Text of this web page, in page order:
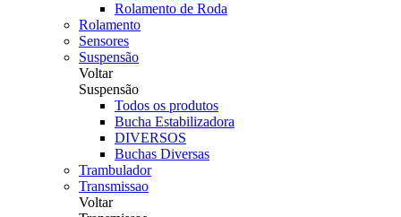
Rolamento de Roda
Rolamento
Sensores
Suspensão
Voltar
Suspensão
Todos os produtos
Bucha Estabilizadora
DIVERSOS
Buchas Diversas
Trambulador
Transmissao
Voltar